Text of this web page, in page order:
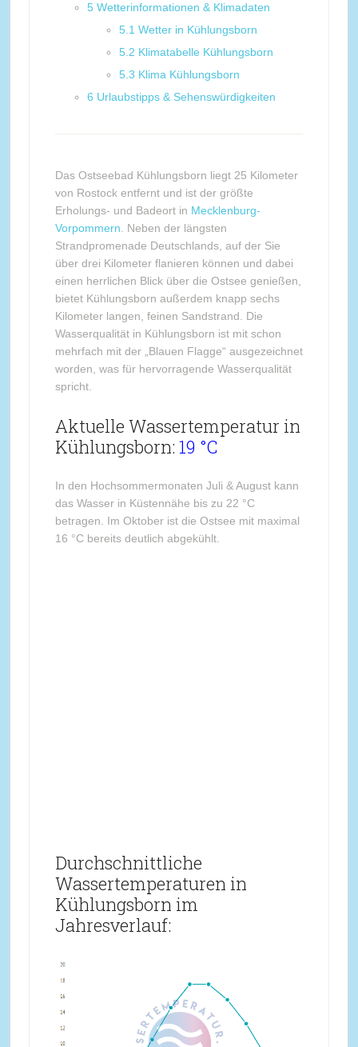
5 Wetterinformationen & Klimadaten
5.1 Wetter in Kühlungsborn
5.2 Klimatabelle Kühlungsborn
5.3 Klima Kühlungsborn
6 Urlaubstipps & Sehenswürdigkeiten
Das Ostseebad Kühlungsborn liegt 25 Kilometer
von Rostock entfernt und ist der größte
Erholungs- und Badeort in Mecklenburg-
Vorpommern . Neben der längsten
Strandpromenade Deutschlands, auf der Sie
über drei Kilometer flanieren können und dabei
einen herrlichen Blick über die Ostsee genießen,
bietet Kühlungsborn außerdem knapp sechs
Kilometer langen, feinen Sandstrand. Die
Wasserqualität in Kühlungsborn ist mit schon
mehrfach mit der „Blauen Flagge“ ausgezeichnet
worden, was für hervorragende Wasserqualität
spricht.
Aktuelle Wassertemperatur in
Kühlungsborn: 19 °C
In den Hochsommermonaten Juli & August kann
das Wasser in Küstennähe bis zu 22 °C
betragen. Im Oktober ist die Ostsee mit maximal
16 °C bereits deutlich abgekühlt.
Durchschnittliche
Wassertemperaturen in
Kühlungsborn im
Jahresverlauf: